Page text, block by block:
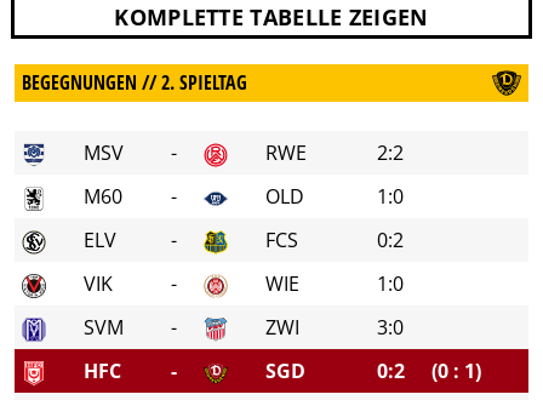
KOMPLETTE TABELLE ZEIGEN
BEGEGNUNGEN // 2. SPIELTAG
MSV - RWE
2:2
M60
- OLD
1:0
ELV
- FCS
0:2
VIK
- WIE
1:0
SVM
- ZWI
3:0
HFC
- SGD 0:2
(0 : 1)